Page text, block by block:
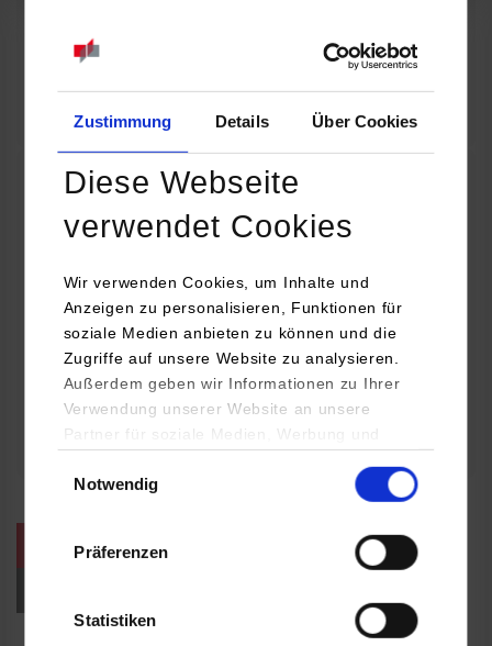
Zustimmung Details Über Cookies
Diese Webseite
verwendet Cookies
Wir verwenden Cookies, um Inhalte und
Anzeigen zu personalisieren, Funktionen für
soziale Medien anbieten zu können und die
Zugriffe auf unsere Website zu analysieren.
Außerdem geben wir Informationen zu Ihrer
Verwendung unserer Website an unsere
Partner für soziale Medien, Werbung und
YouTube, Google Maps) führen diese
Daten zusammen, die Sie ihnen bereitgestellt
haben oder die sie im Rahmen Ihrer Nutzung
Notwendig
Präferenzen
Statistiken
Online INDIS-Infoveranstaltung für Studierende
Zum Event
Technologietag: Clean Urban Transportation –
nachhaltige Mobilität im (sub)urbanen Umfeld
16.09.2026 - 17.09.2026
Im Mittelpunkt stehen elektrische Antriebe, moderne
Batterietechnologien und innovative Fahrzeugkonzepte für
nachhaltige Mobilität in Stadt und…
weitere Veranstaltungen / Termine